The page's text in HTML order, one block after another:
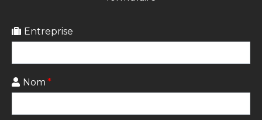
Entreprise
Nom *